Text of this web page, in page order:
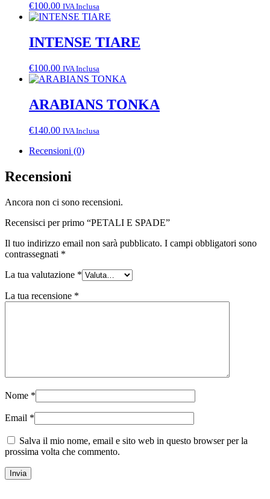
€100.00 IVA Inclusa
INTENSE TIARE
€100.00 IVA Inclusa
ARABIANS TONKA
€140.00 IVA Inclusa
Recensioni (0)
Recensioni
Ancora non ci sono recensioni.
Recensisci per primo “PETALI E SPADE”
Il tuo indirizzo email non sarà pubblicato. I campi obbligatori sono
contrassegnati *
La tua valutazione *
La tua recensione *
Nome *
Email *
Salva il mio nome, email e sito web in questo browser per la
prossima volta che commento.